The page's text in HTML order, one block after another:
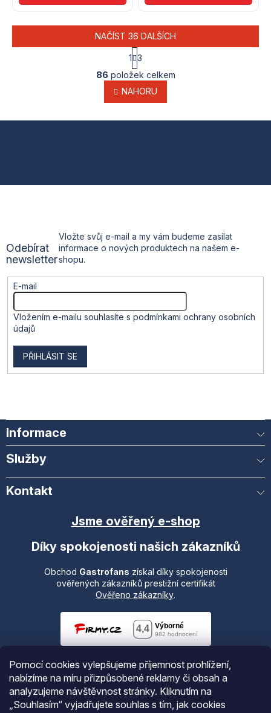
Pomocí cookies vylepšujeme příjemnost prohlížení,
nabízíme na míru přizpůsobené reklamy či obsah a
analyzujeme návštěvnost stránky. Kliknutím na
„Souhlasím“ vyjadřujete souhlas s tím, jak cookies
O
v
l
á
v
p
i
u
NAČÍST 36 DALŠÍCH
S
t
r
á
n
k
v
1 3
86 položek celkem
NAHORU
p
Odebírat
newsletter
Vložte svůj e-mail a my vám budeme zasílat
informace o nových produktech na našem e-
shopu.
E-mail
Vložením e-mailu souhlasíte s podmínkami ochrany osobních
údajů
PŘIHLÁSIT SE
Informace
Služby
Kontakt
Jsme ověřený e-shop
Díky spokojenosti našich zákazníků
Obchod Gastrofans získal díky spokojenosti
ověřených zákazníků prestižní certifikát
Ověřeno zákazníky.